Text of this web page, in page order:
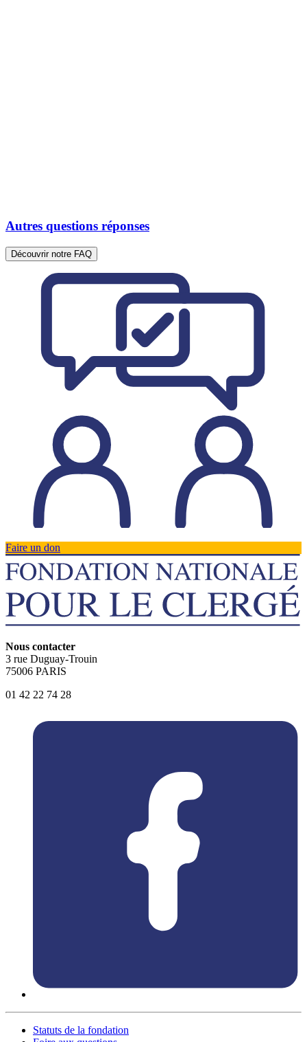
Autres questions réponses
Découvrir notre FAQ
Faire un don
Nous contacter
3 rue Duguay-Trouin
75006 PARIS
01 42 22 74 28
Statuts de la fondation